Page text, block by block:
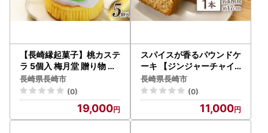
【長崎縁起菓子】桃カステ
ラ 5個入 梅月堂 贈り物 プ
レゼント
長崎県長崎市
(0)
19,000
スパイスが香るパウンドケ
ーキ 【ジンジャーチャイ
】 1本 ／ 合計約480g スイ
ーツ デザート 焼菓子 焼き
菓子 洋菓子 長崎県 長崎市
長崎県長崎市
(0)
11,000